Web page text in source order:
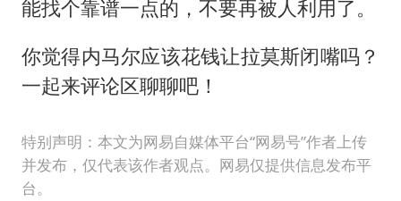
能找个靠谱一点的，不要再被人利用了。
你觉得内马尔应该花钱让拉莫斯闭嘴吗？
一起来评论区聊聊吧！
特别声明：本文为网易自媒体平台“网易号”作者上传
并发布，仅代表该作者观点。网易仅提供信息发布平
台。